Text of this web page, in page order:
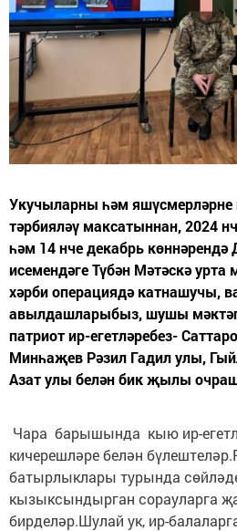
Укучыларны һәм яшүсмерләрне
тәрбияләү максатыннан, 2024
һәм 14 нче декабрь көннәрендә
исемендәге Түбән Мәтәскә урта
хәрби операциядә катнашучы,
авылдашларыбыз, шушы
патриот ир-егетләребез-
Минһаҗев Рәзил Гадил улы,
Азат улы белән бик җылы
Чара барышында кыю ир-
кичерешләре белән
батырлыклары турында
кызыксындырган сорауларга
бирделәр.Шулай ук, ир-